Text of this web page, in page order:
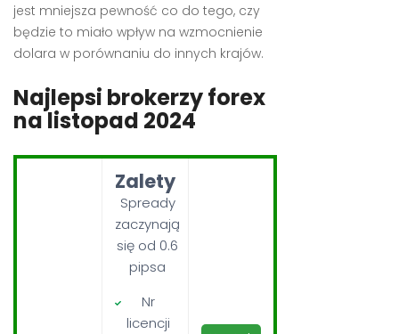
jest mniejsza pewność co do tego, czy
będzie to miało wpływ na wzmocnienie
dolara w porównaniu do innych krajów.
Najlepsi brokerzy forex
na listopad 2024
Zalety
Spready
zaczynają
się od 0.6
pipsa
Nr
licencji